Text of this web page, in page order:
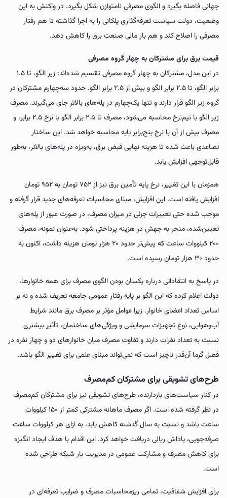
جهانی فاصله بگیرد و الگوی مصرفی نامتوازن شکل بگیرد. در واکنش به این
وضعیت، دولت سیاست تعرفه‌گذاری پلکانی را به اجرا گذاشته تا هم رفتار
مصرفی را اصلاح کند و هم بار مالی صنعت برق را کاهش دهد.
قیمت برق برای مشترکان به چهار گروه مصرفی
در این مدل، مشترکان به چهار گروه مصرفی تقسیم شده‌اند: زیر الگو، تا ۱.۵
برابر الگو، تا ۲.۵ برابر الگو و بیش از ۲.۵ برابر الگو. حدود سه‌چهارم مشترکان در
گروه زیر الگو قرار دارند و تنها یک‌چهارم در پله‌های بالاتر جای می‌گیرند. مصرف
زیر الگو با نیم‌نرخ محاسبه می‌شود، مصرف تا ۲.۵ برابر الگو با نرخ ۲.۵ برابر، و
مصرف بیش از آن با نرخ پنج‌برابر پایه محاسبه خواهد شد. این ساختار
تصاعدی باعث شده تا هزینه نهایی قبض برق، به‌ویژه در پله‌های بالاتر، به‌طور
قابل‌توجهی افزایش یابد.
همزمان با این تغییر، نرخ پایه تأمین برق نیز از ۷۵۲ تومان به ۹۵۲ تومان
افزایش یافته است. این افزایش، مبنای محاسبات تعرفه‌های جدید قرار گرفته و
موجب شده حتی تغییرات جزئی در میزان مصرف، در صورت عبور از پله‌های
تعیین‌شده، منجر به جهش در هزینه پرداختی شود. به‌عنوان نمونه، مصرف
۲۰۰ کیلووات ساعت که پیش‌تر حدود ۲۰ هزار تومان هزینه داشت، اکنون به
حدود ۳۰ هزار تومان رسیده است.
در پاسخ به انتقاداتی درباره یکسان بودن الگوی مصرف برای همه خانوارها،
دولت اعلام کرده که این الگو بر پایه رفتار عمومی جامعه تعریف شده و نه بر
اساس تعداد اعضای خانوار. زیرا عوامل مؤثر بر مصرف برق مانند شرایط
آب‌وهوایی، نوع تجهیزات سرمایشی و ویژگی‌های ساختمان، تأثیر بیشتری
نسبت به تعداد نفرات دارند و تفاوت مصرف میان خانوارهای دو و چهار نفره در
فصل گرما آن‌قدر ناچیز است که نمی‌تواند مبنای علمی برای تغییر الگو باشد.
طرح‌های تشویقی برای مشترکان کم‌مصرف
در کنار سیاست‌های بازدارنده، طرح‌های تشویقی نیز برای مشترکان کم‌مصرف
در نظر گرفته شده است. اگر مصرف ماهانه مشترکی کمتر از ۱۵۰ کیلووات
ساعت باشد و نسبت به سال گذشته کاهش یابد، به ازای هر کیلووات ساعت
صرفه‌جویی، پاداش ریالی دریافت خواهد کرد. این اقدام با هدف ایجاد انگیزه
برای کاهش مصرف و مشارکت عمومی در مدیریت بار شبکه طراحی شده
است.
برای افزایش شفافیت، تمامی ریزمحاسبات مصرف و ضرایب تعرفه‌ای در